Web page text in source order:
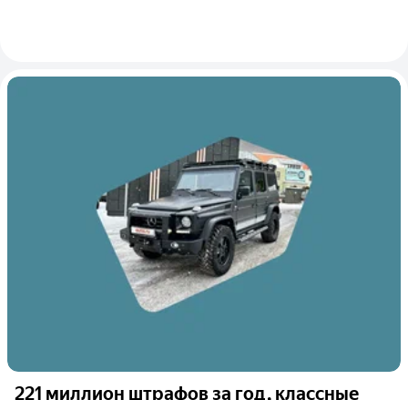
221 миллион штрафов за год, классные